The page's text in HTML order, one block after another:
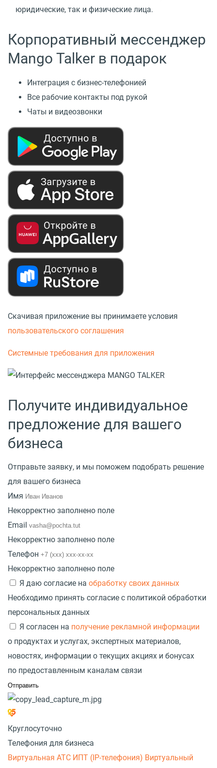
юридические, так и физические лица.
Корпоративный мессенджер
Mango Talker в подарок
Интеграция с бизнес-телефонией
Все рабочие контакты под рукой
Чаты и видеозвонки
Скачивая приложение вы принимаете условия
пользовательского соглашения
Системные требования для приложения
Получите индивидуальное
предложение для вашего
бизнеса
Отправьте заявку, и мы поможем подобрать решение
для вашего бизнеса
Имя
Некорректно заполнено поле
Email
Некорректно заполнено поле
Телефон
Некорректно заполнено поле
Я даю согласие на обработку своих данных
Необходимо принять согласие с политикой обработки
персональных данных
Я согласен на получение рекламной информации
о продуктах и услугах, экспертных материалов,
новостях, информации о текущих акциях и бонусах
по предоставленным каналам связи
Круглосуточно
Телефония для бизнеса
Виртуальная АТС ИПТ (IP-телефония) Виртуальный